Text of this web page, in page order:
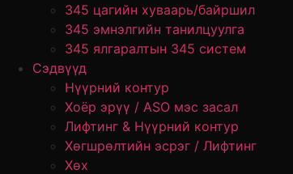
345 цагийн хуваарь/байршил
345 эмнэлгийн танилцуулга
345 ялгаралтын 345 систем
Сэдвүүд
Нүүрний контур
Хоёр эрүү / ASO мэс засал
Лифтинг & Нүүрний контур
Хөгшрөлтийн эсрэг / Лифтинг
Хөх